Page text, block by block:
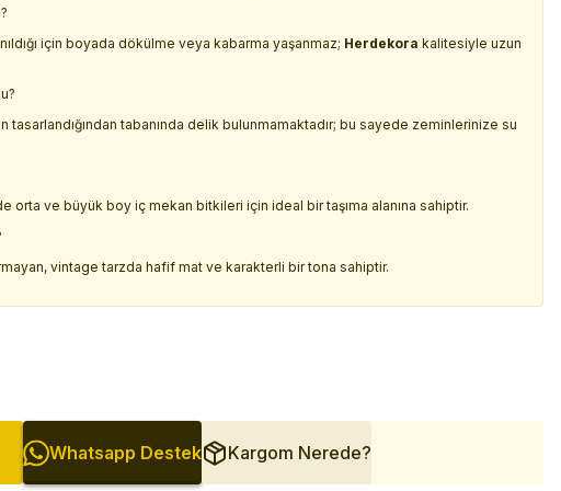
için boyada dökülme veya kabarma yaşanmaz; Herdekora kalitesiyle uzun
tasarlandığından tabanında delik bulunmamaktadır; bu sayede zeminlerinize su
orta ve büyük boy iç mekan bitkileri için ideal bir taşıma alanına sahiptir.
vintage tarzda hafif mat ve karakterli bir tona sahiptir.
Whatsapp Destek Kargom Nerede?